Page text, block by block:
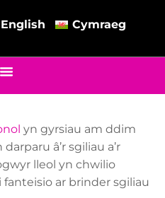
English Cymraeg
yn gyrsiau am ddim
â’r sgiliau a’r
lleol yn chwilio
ar brinder sgiliau